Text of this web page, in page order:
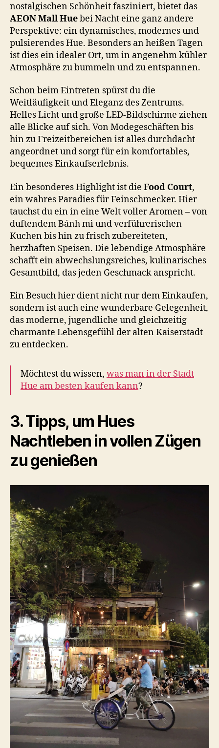
nostalgischen Schönheit fasziniert, bietet das
AEON Mall Huebei Nacht eine ganz andere
Perspektive: ein dynamisches, modernes und
pulsierendes Hue. Besonders an heißen Tagen
ist dies ein idealer Ort, um in angenehm kühler
Atmosphäre zu bummeln und zu entspannen.
Schon beim Eintreten spürst du die
Weitläufigkeit und Eleganz des Zentrums.
Helles Licht und große LED-Bildschirme ziehen
alle Blicke auf sich. Von Modegeschäften bis
hin zu Freizeitbereichen ist alles durchdacht
angeordnet und sorgt für ein komfortables,
bequemes Einkaufserlebnis.
Ein besonderes Highlight ist die Food Court,
ein wahres Paradies für Feinschmecker. Hier
tauchst du ein in eine Welt voller Aromen – von
duftendem Bánh mì und verführerischen
Kuchen bis hin zu frisch zubereiteten,
herzhaften Speisen. Die lebendige Atmosphäre
schafft ein abwechslungsreiches, kulinarisches
Gesamtbild, das jeden Geschmack anspricht.
Ein Besuch hier dient nicht nur dem Einkaufen,
sondern ist auch eine wunderbare Gelegenheit,
das moderne, jugendliche und gleichzeitig
charmante Lebensgefühl der alten Kaiserstadt
zu entdecken.
Möchtest du wissen, was man in der Stadt
Hue am besten kaufen kann?
3. Tipps, um Hues
Nachtleben in vollen Zügen
zu genießen